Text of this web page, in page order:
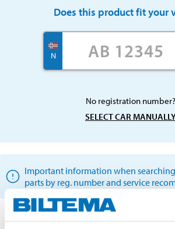
Does this product fit your
N
No registration number?
SELECT CAR
Important information when
parts by reg. number and service